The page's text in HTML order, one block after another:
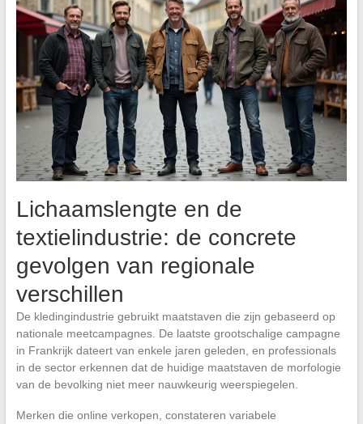
Lichaamslengte en de
textielindustrie: de concrete
gevolgen van regionale
verschillen
De kledingindustrie gebruikt maatstaven die zijn gebaseerd op
nationale meetcampagnes. De laatste grootschalige campagne
in Frankrijk dateert van enkele jaren geleden, en professionals
in de sector erkennen dat de huidige maatstaven de morfologie
van de bevolking niet meer nauwkeurig weerspiegelen.
Merken die online verkopen, constateren variabele